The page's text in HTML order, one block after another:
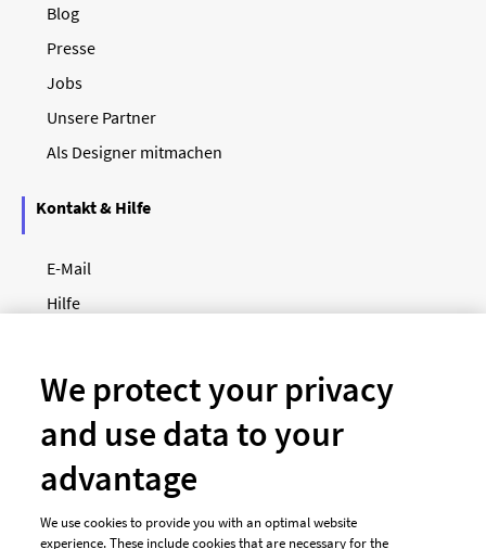
Blog
Presse
Jobs
Unsere Partner
Als Designer mitmachen
Kontakt & Hilfe
E-Mail
Hilfe
Unsere Zahlungsarten
We protect your privacy
and use data to your
advantage
We use cookies to provide you with an optimal website
experience. These include cookies that are necessary for the